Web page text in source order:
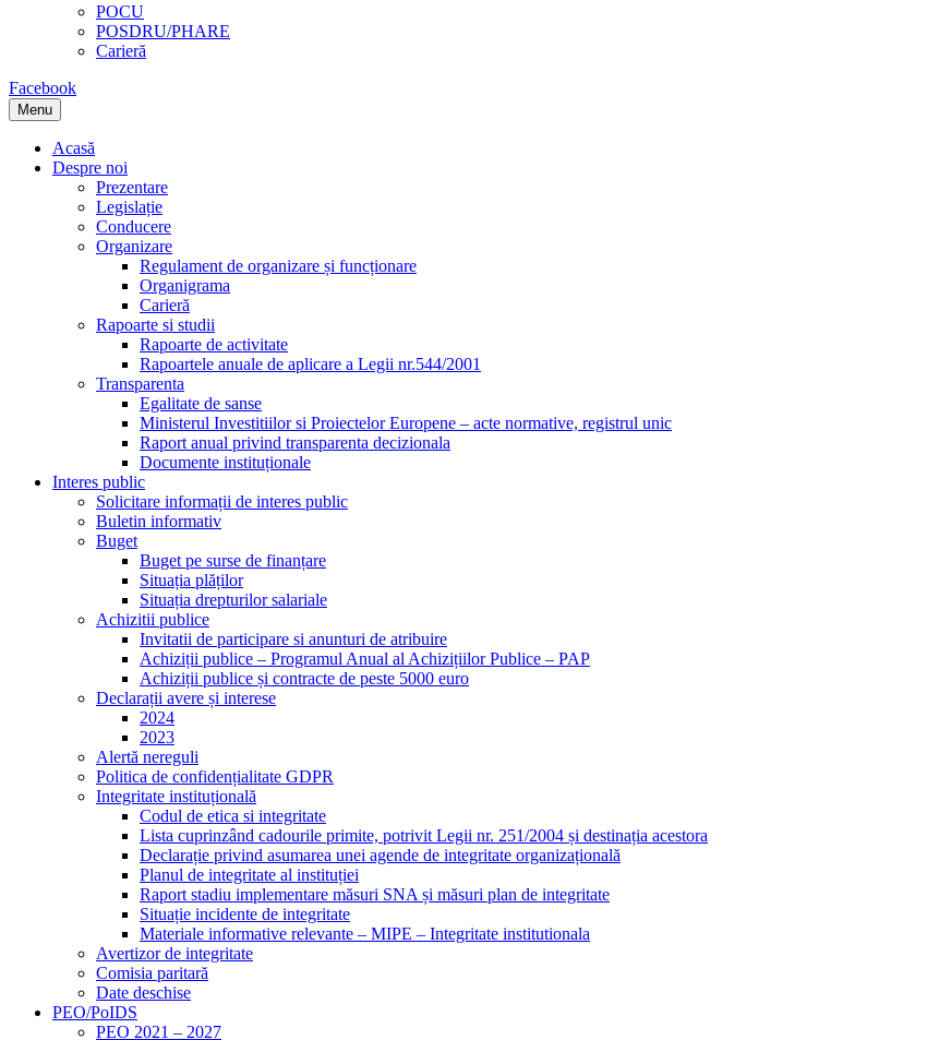
POCU
POSDRU/PHARE
Carieră
Facebook
Menu
Acasă
Despre noi
Prezentare
Legislație
Conducere
Organizare
Regulament de organizare și funcționare
Organigrama
Carieră
Rapoarte si studii
Rapoarte de activitate
Rapoartele anuale de aplicare a Legii nr.544/2001
Transparenta
Egalitate de sanse
Ministerul Investitiilor si Proiectelor Europene – acte normative, registrul unic
Raport anual privind transparenta decizionala
Documente instituționale
Interes public
Solicitare informații de interes public
Buletin informativ
Buget
Buget pe surse de finanțare
Situația plăților
Situația drepturilor salariale
Achizitii publice
Invitatii de participare si anunturi de atribuire
Achiziții publice – Programul Anual al Achizițiilor Publice – PAP
Achiziții publice și contracte de peste 5000 euro
Declarații avere și interese
2024
2023
Alertă nereguli
Politica de confidențialitate GDPR
Integritate instituțională
Codul de etica si integritate
Lista cuprinzând cadourile primite, potrivit Legii nr. 251/2004 și destinația acestora
Declarație privind asumarea unei agende de integritate organizațională
Planul de integritate al instituției
Raport stadiu implementare măsuri SNA și măsuri plan de integritate
Situație incidente de integritate
Materiale informative relevante – MIPE – Integritate institutionala
Avertizor de integritate
Comisia paritară
Date deschise
PEO/PoIDS
PEO 2021 – 2027